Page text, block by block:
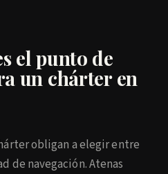
el punto de
un chárter en
obligan a elegir entre
de navegación. Atenas